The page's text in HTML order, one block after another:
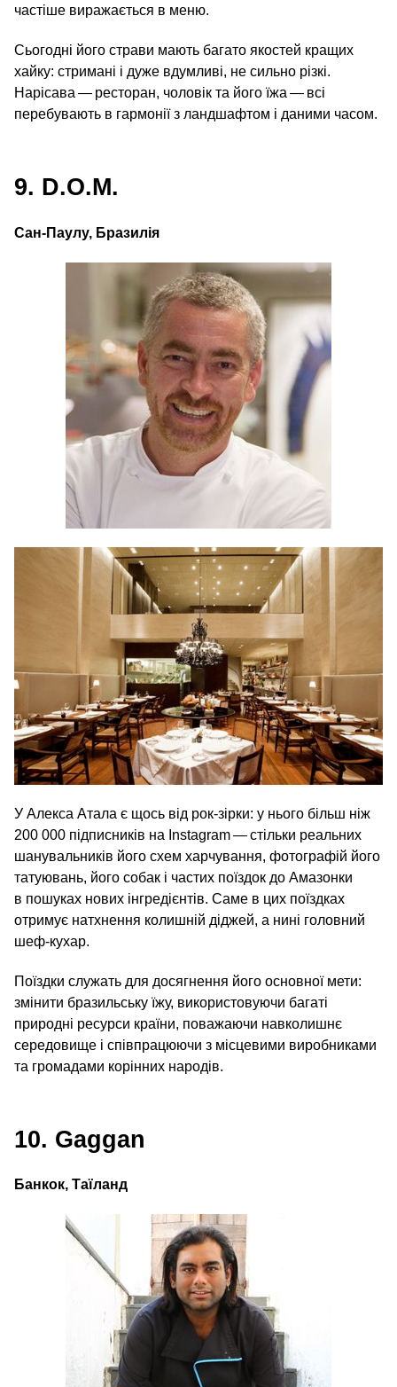
частіше виражається в меню.
Сьогодні його страви мають багато якостей кращих
хайку: стримані і дуже вдумливі, не сильно різкі.
Нарісава — ресторан, чоловік та його їжа — всі
перебувають в гармонії з ландшафтом і даними часом.
9. D.O.M.
Сан-Паулу, Бразилія
У Алекса Атала є щось від рок-зірки: у нього більш ніж
200 000 підписників на Instagram — стільки реальних
шанувальників його схем харчування, фотографій його
татуювань, його собак і частих поїздок до Амазонки
в пошуках нових інгредієнтів. Саме в цих поїздках
отримує натхнення колишній діджей, а нині головний
шеф-кухар.
Поїздки служать для досягнення його основної мети:
змінити бразильську їжу, використовуючи багаті
природні ресурси країни, поважаючи навколишнє
середовище і співпрацюючи з місцевими виробниками
та громадами корінних народів.
10. Gaggan
Банкок, Таїланд